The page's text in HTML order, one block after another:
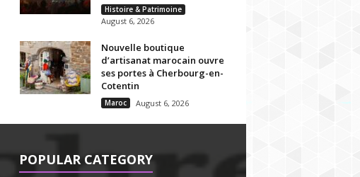
Histoire & Patrimoine
August 6, 2026
Nouvelle boutique
d’artisanat marocain ouvre
ses portes à Cherbourg-en-
Cotentin
Maroc August 6, 2026
POPULAR CATEGORY